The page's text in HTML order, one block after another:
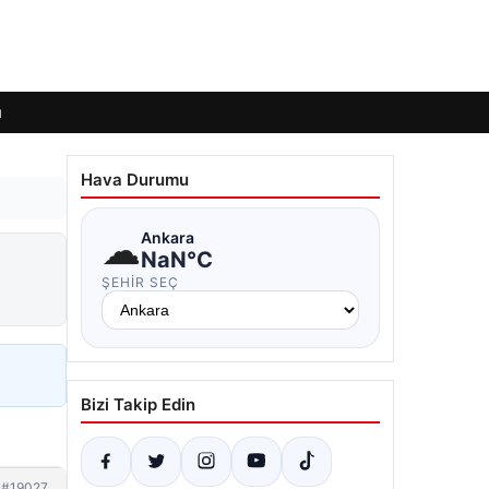
Hava Durumu
☁Ankara
NaN°C
ŞEHIR SEÇ
Bizi Takip Edin